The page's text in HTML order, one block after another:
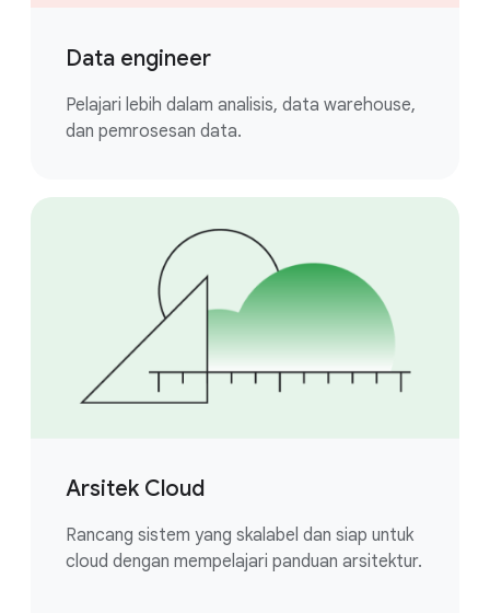
Data engineer
Pelajari lebih dalam analisis, data warehouse,
dan pemrosesan data.
Arsitek Cloud
Rancang sistem yang skalabel dan siap untuk
cloud dengan mempelajari panduan arsitektur.